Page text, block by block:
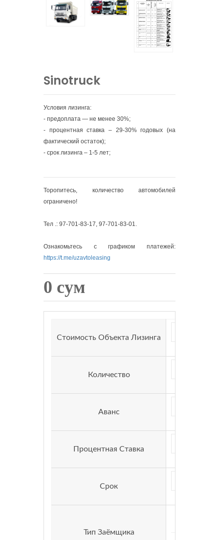
Sinotruck
Условия лизинга:
- предоплата — не менее 30%;
- процентная ставка – 29-30% годовых (на
фактический остаток);
- срок лизинга – 1-5 лет;
Торопитесь, количество автомобилей
ограничено!
Тел .: 97-701-83-17, 97-701-83-01.
Ознакомьтесь с графиком платежей:
https://t.me/uzavtoleasing
0 сум
Стоимость Объекта Лизинга
Количество
Аванс
Процентная Ставка
Срок
Тип Заёмщика